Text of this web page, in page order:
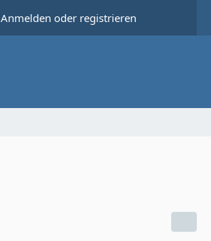
Anmelden oder registrieren